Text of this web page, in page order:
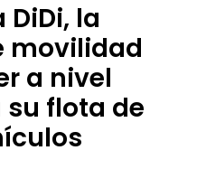
DiDi, la
movilidad
a nivel
flota de